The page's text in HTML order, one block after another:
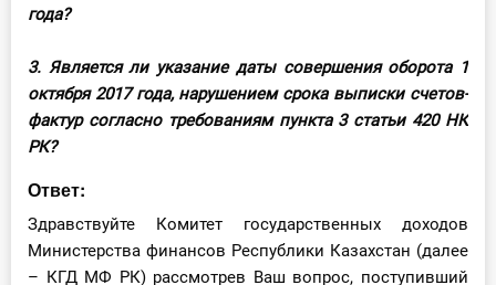
года?
3. Является ли указание даты совершения оборота 1
октября 2017 года, нарушением срока выписки счетов-
фактур согласно требованиям пункта 3 статьи 420 НК
РК?
Ответ:
Здравствуйте Комитет государственных доходов
Министерства финансов Республики Казахстан (далее
– КГД МФ РК) рассмотрев Ваш вопрос, поступивший